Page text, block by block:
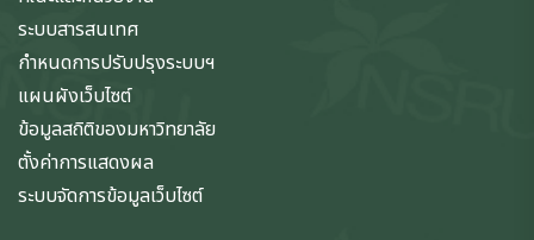
ระบบสารสนเทศ
กำหนดการปรับปรุงระบบฯ
แผนผังเว็บไซต์
ข้อมูลสถิติของมหาวิทยาลัย
ตั้งค่าการแสดงผล
ระบบจัดการข้อมูลเว็บไซต์